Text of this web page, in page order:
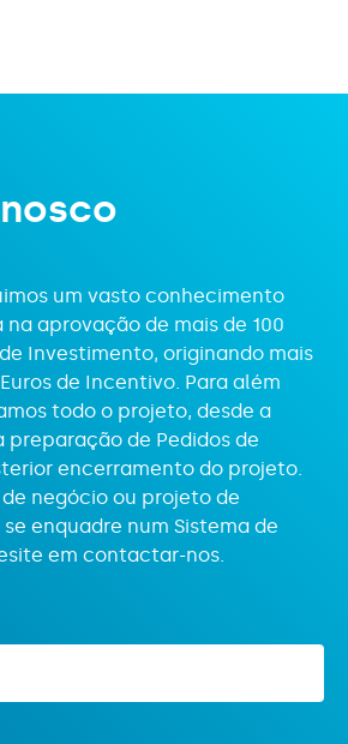
nosco
um vasto conhecimento
aprovação de mais de 100
Investimento, originando mais
de Incentivo. Para além
todo o projeto, desde a
de Pedidos de
encerramento do projeto.
negócio ou projeto de
enquadre num Sistema de
em contactar-nos.